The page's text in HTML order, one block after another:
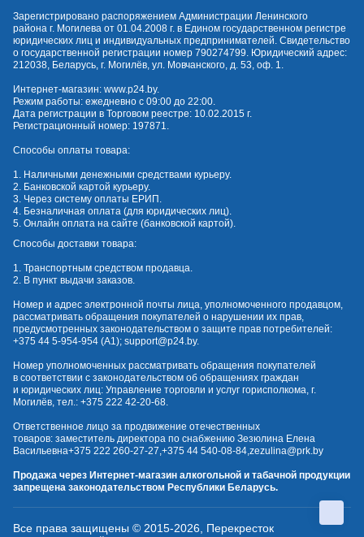
Зарегистрировано распоряжением Администрации Ленинского
района г. Могилева от 01.04.2008 г. в Едином государственном регистре
юридических лиц и индивидуальных предпринимателей. Свидетельство
о государственной регистрации номер 790274799. Юридический адрес:
212038, Беларусь, г. Могилёв, ул. Мовчанского, д. 53, оф. 1.
Интернет-магазин: www.p24.by.
Режим работы: ежедневно с 09:00 до 22:00.
Дата регистрации в Торговом реестре: 10.02.2015 г.
Регистрационный номер: 197871.
Способы оплаты товара:
1. Наличными денежными средствами курьеру.
2. Банковской картой курьеру.
3. Через систему оплаты ЕРИП.
4. Безналичная оплата (для юридических лиц).
5. Онлайн оплата на сайте (банковской картой).
Способы доставки товара:
1. Транспортным средством продавца.
2. В пункт выдачи заказов.
Номер и адрес электронной почты лица, уполномоченного продавцом,
рассматривать обращения покупателей о нарушении их прав,
предусмотренных законодательством о защите прав потребителей:
+375 44 5-954-954 (А1); support@p24.by.
Номер уполномоченных рассматривать обращения покупателей
в соответствии с законодательством об обращениях граждан
и юридических лиц: Управление торговли и услуг горисполкома, г.
Могилёв, тел.: +375 222 42-20-68.
Ответственное лицо за продвижение отечественных
товаров: заместитель директора по снабжению Зезюлина Елена
Васильевна+375 222 260-27-27,+375 44 540-08-84,zezulina@prk.by
Продажа через Интернет-магазин алкогольной и табачной продукции
запрещена законодательством Республики Беларусь.
Все права защищены © 2015-2026, Перекресток